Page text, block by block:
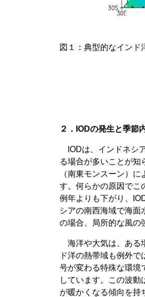
図１：典型的なインド
２．IODの発生と季節
IODは、インドネシ
る場合が多いことが知
（南東モンスーン）
す。何らかの原因でこ
例年よりも下がり、
シアの南西海域で海面
の場合、局所的な風の
海洋や大気は、ある
ド洋の熱帯域も例外
号が変わる特殊な環境
しています。この波
が暖かくなる傾向を持